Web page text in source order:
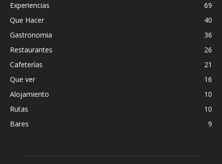
Experiencias
69
Que Hacer
40
Gastronomia
36
Restaurantes
26
Cafeterías
21
Que ver
16
Alojamiento
10
Rutas
10
Bares
9